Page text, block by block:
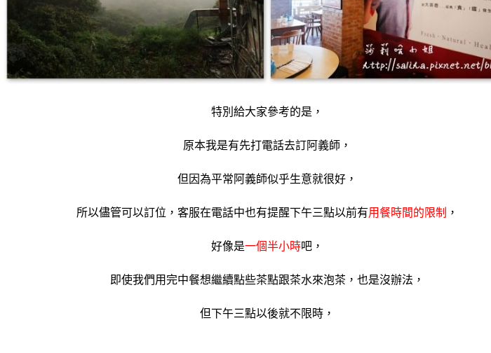
特別給大家參考的是，
原本我是有先打電話去訂阿義師，
但因為平常阿義師似乎生意就很好，
所以儘管可以訂位，客服在電話中也有提醒下午三點以前有用餐時間的限制 ，
好像是一個半小時吧，
即使我們用完中餐想繼續點些茶點跟茶水來泡茶，也是沒辦法，
但下午三點以後就不限時，